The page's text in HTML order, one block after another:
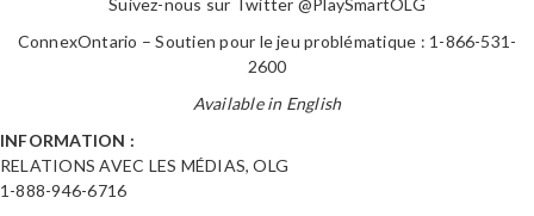
Suivez-nous sur Twitter @PlaySmartOLG
ConnexOntario – Soutien pour le jeu problématique : 1-866-531-
2600
Available in English
INFORMATION :
RELATIONS AVEC LES MÉDIAS, OLG
1-888-946-6716